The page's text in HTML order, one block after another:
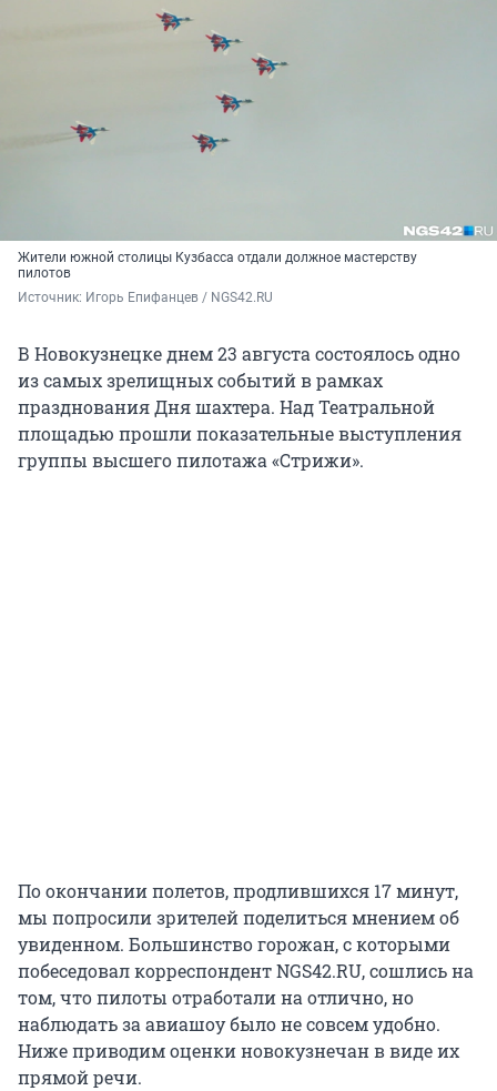
Жители южной столицы Кузбасса отдали должное мастерству
пилотов
Источник: Игорь Епифанцев / NGS42.RU
В Новокузнецке днем 23 августа состоялось одно
из самых зрелищных событий в рамках
празднования Дня шахтера. Над Театральной
площадью прошли показательные выступления
группы высшего пилотажа «Стрижи».
По окончании полетов, продлившихся 17 минут,
мы попросили зрителей поделиться мнением об
увиденном. Большинство горожан, с которыми
побеседовал корреспондент NGS42.RU, сошлись на
том, что пилоты отработали на отлично, но
наблюдать за авиашоу было не совсем удобно.
Ниже приводим оценки новокузнечан в виде их
прямой речи.